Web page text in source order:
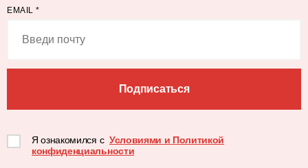
EMAIL *
Подписаться
Я ознакомился с Условиями и Политикой
конфиденциальности